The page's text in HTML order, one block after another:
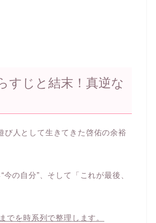
すじと結末！真逆な
び人として生きてきた啓佑の余裕
の自分”、そして「これが最後、
でを時系列で整理します。